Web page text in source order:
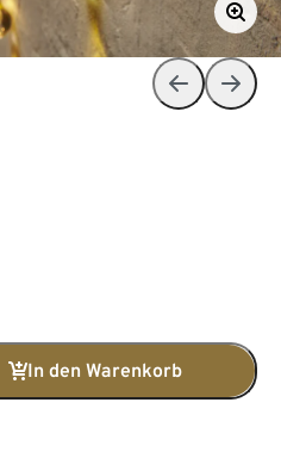
In den Warenkorb